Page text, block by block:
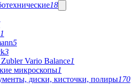
18
1
5
3
Vario Balance1
микроскопы1
диски, кисточки, полиры170